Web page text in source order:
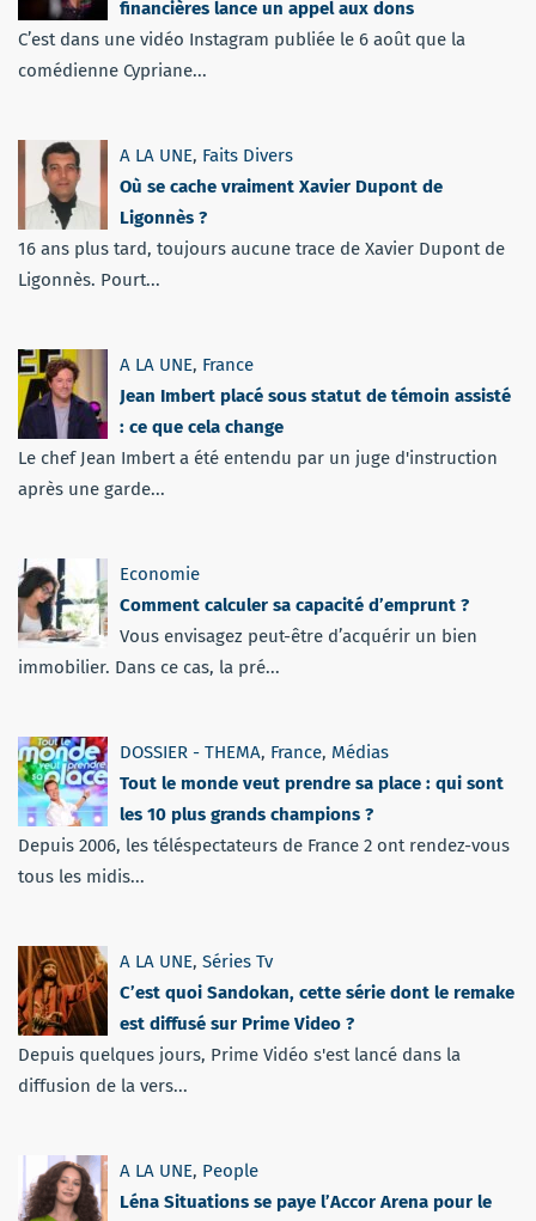
financières lance un appel aux dons
C’est dans une vidéo Instagram publiée le 6 août que la
comédienne Cypriane...
A LA UNE, Faits Divers
Où se cache vraiment Xavier Dupont de
Ligonnès ?
16 ans plus tard, toujours aucune trace de Xavier Dupont de
Ligonnès. Pourt...
A LA UNE, France
Jean Imbert placé sous statut de témoin assisté
: ce que cela change
Le chef Jean Imbert a été entendu par un juge d'instruction
après une garde...
Economie
Comment calculer sa capacité d’emprunt ?
Vous envisagez peut-être d’acquérir un bien
immobilier. Dans ce cas, la pré...
DOSSIER - THEMA, France, Médias
Tout le monde veut prendre sa place : qui sont
les 10 plus grands champions ?
Depuis 2006, les téléspectateurs de France 2 ont rendez-vous
tous les midis...
A LA UNE, Séries Tv
C’est quoi Sandokan, cette série dont le remake
est diffusé sur Prime Video ?
Depuis quelques jours, Prime Vidéo s'est lancé dans la
diffusion de la vers...
A LA UNE, People
Léna Situations se paye l’Accor Arena pour le